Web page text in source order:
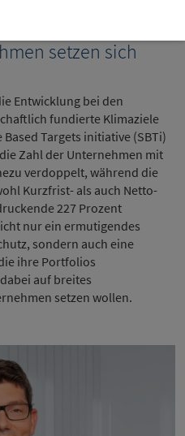
setzen sich
Entwicklung bei den
fundierte Klimaziele
Targets initiative (SBTi)
Zahl der Unternehmen mit
verdoppelt, während die
Kurzfrist- als auch Netto-
227 Prozent
nur ein ermutigendes
sondern auch eine
ihre Portfolios
auf breites
setzen wollen.